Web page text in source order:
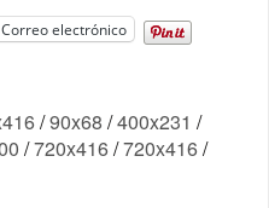
Correo electrónico
/90x68 /400x231 /
/720x416/720x416/